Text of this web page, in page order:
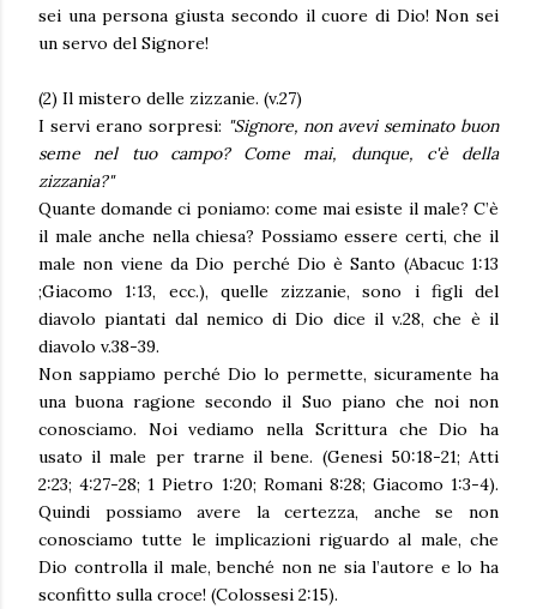
sei una persona giusta secondo il cuore di Dio! Non sei
un servo del Signore!
(2) Il mistero delle zizzanie. (v.27)
I servi erano sorpresi: "Signore, non avevi seminato buon
seme nel tuo campo? Come mai, dunque, c'è della
zizzania?"
Quante domande ci poniamo: come mai esiste il male? C’è
il male anche nella chiesa? Possiamo essere certi, che il
male non viene da Dio perché Dio è Santo (Abacuc 1:13
;Giacomo 1:13, ecc.), quelle zizzanie, sono i figli del
diavolo piantati dal nemico di Dio dice il v.28, che è il
diavolo v.38-39.
Non sappiamo perché Dio lo permette, sicuramente ha
una buona ragione secondo il Suo piano che noi non
conosciamo. Noi vediamo nella Scrittura che Dio ha
usato il male per trarne il bene. (Genesi 50:18-21; Atti
2:23; 4:27-28; 1 Pietro 1:20; Romani 8:28; Giacomo 1:3-4).
Quindi possiamo avere la certezza, anche se non
conosciamo tutte le implicazioni riguardo al male, che
Dio controlla il male, benché non ne sia l’autore e lo ha
sconfitto sulla croce! (Colossesi 2:15).